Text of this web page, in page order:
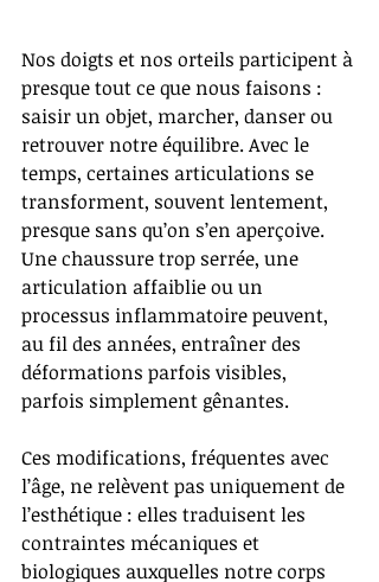
Nos doigts et nos orteils participent à
presque tout ce que nous faisons :
saisir un objet, marcher, danser ou
retrouver notre équilibre. Avec le
temps, certaines articulations se
transforment, souvent lentement,
presque sans qu’on s’en aperçoive.
Une chaussure trop serrée, une
articulation affaiblie ou un
processus inflammatoire peuvent,
au fil des années, entraîner des
déformations parfois visibles,
parfois simplement gênantes.
Ces modifications, fréquentes avec
l’âge, ne relèvent pas uniquement de
l’esthétique : elles traduisent les
contraintes mécaniques et
biologiques auxquelles notre corps